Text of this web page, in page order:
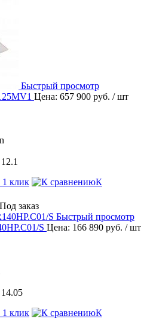
Быстрый просмотр
Цена: 657 900 руб. / шт
1 клик
К
Под заказ
Быстрый просмотр
S Цена: 166 890 руб. / шт
1 клик
К